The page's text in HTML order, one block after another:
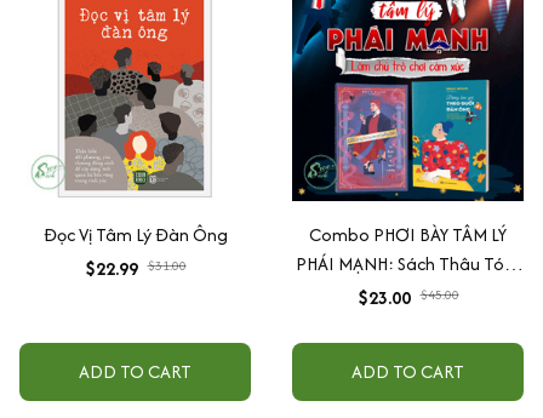
Nữ Cần Tình Yêu)
Đọc Vị Tâm Lý Đàn Ông
$22.99 $31.00
ADD TO CART
Combo PHƠI BÀY TÂM LÝ
PHÁI MẠNH: Sách Thâu Tóm
Tâm Lý Đàn Ông - Đàn Ông
& Hôn Nhân + Đừng Bao Giờ
Theo Đuổi Đàn Ông
$23.00 $45.00
ADD TO CART